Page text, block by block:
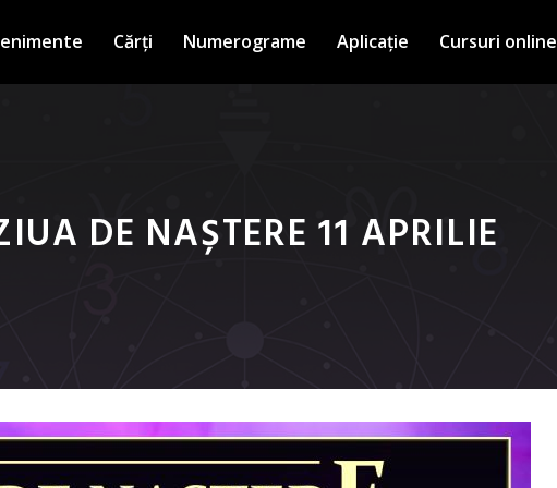
Cărți Numerograme Aplicație Cursuri online
DE NAȘTERE 11 APRILIE